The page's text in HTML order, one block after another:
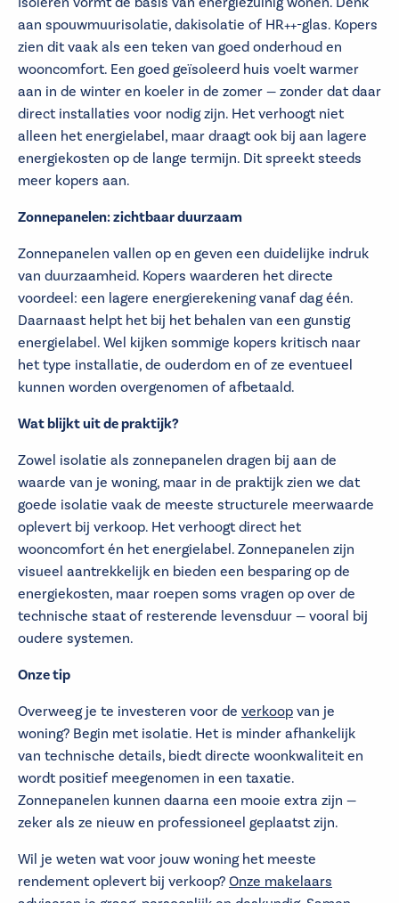
aan spouwmuurisolatie, dakisolatie of HR++-glas. Kopers
zien dit vaak als een teken van goed onderhoud en
wooncomfort. Een goed geïsoleerd huis voelt warmer
aan in de winter en koeler in de zomer — zonder dat daar
direct installaties voor nodig zijn. Het verhoogt niet
alleen het energielabel, maar draagt ook bij aan lagere
energiekosten op de lange termijn. Dit spreekt steeds
meer kopers aan.
Zonnepanelen: zichtbaar duurzaam
Zonnepanelen vallen op en geven een duidelijke indruk
van duurzaamheid. Kopers waarderen het directe
voordeel: een lagere energierekening vanaf dag één.
Daarnaast helpt het bij het behalen van een gunstig
energielabel. Wel kijken sommige kopers kritisch naar
het type installatie, de ouderdom en of ze eventueel
kunnen worden overgenomen of afbetaald.
Wat blijkt uit de praktijk?
Zowel isolatie als zonnepanelen dragen bij aan de
waarde van je woning, maar in de praktijk zien we dat
goede isolatie vaak de meeste structurele meerwaarde
oplevert bij verkoop. Het verhoogt direct het
wooncomfort én het energielabel. Zonnepanelen zijn
visueel aantrekkelijk en bieden een besparing op de
energiekosten, maar roepen soms vragen op over de
technische staat of resterende levensduur — vooral bij
oudere systemen.
Onze tip
Overweeg je te investeren voor de verkoop van je
woning? Begin met isolatie. Het is minder afhankelijk
van technische details, biedt directe woonkwaliteit en
wordt positief meegenomen in een taxatie.
Zonnepanelen kunnen daarna een mooie extra zijn —
zeker als ze nieuw en professioneel geplaatst zijn.
Wil je weten wat voor jouw woning het meeste
rendement oplevert bij verkoop? Onze makelaars